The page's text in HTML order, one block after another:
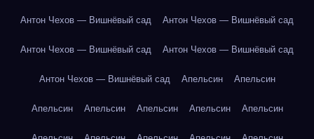
Антон Чехов — Вишнёвый сад Антон Чехов — Вишнёвый сад
Антон Чехов — Вишнёвый сад Антон Чехов — Вишнёвый сад
Антон Чехов — Вишнёвый сад Апельсин Апельсин
Апельсин Апельсин Апельсин Апельсин Апельсин